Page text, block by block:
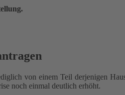
von einem Teil derjenigen
noch einmal deutlich erhöht.